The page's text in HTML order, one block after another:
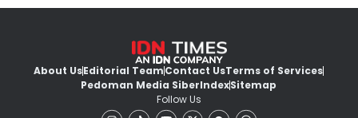
About UsEditorial TeamContact UsTerms of Services
Pedoman Media SiberIndexSitemap
Follow Us